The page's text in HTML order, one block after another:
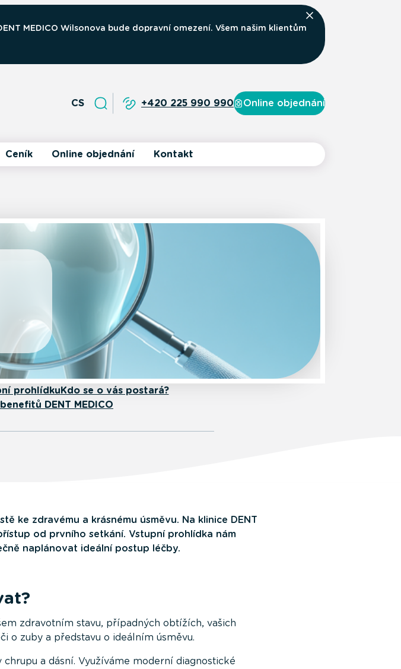
MEDICO Wilsonova bude dopravní omezení. Všem našim klientům
CS +420 225 990 990 Online objednání
Ceník Online objednání Kontakt
prohlídkuKdo se o vás postará?
DENT MEDICO
ke zdravému a krásnému úsměvu. Na klinice DENT
od prvního setkání. Vstupní prohlídka nám
naplánovat ideální postup léčby.
zdravotním stavu, případných obtížích, vašich
o zuby a představu o ideálním úsměvu.
a dásní. Využíváme moderní diagnostické